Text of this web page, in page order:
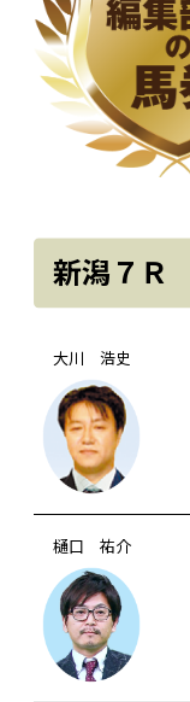
新潟７Ｒ
大川 浩史
樋口 祐介